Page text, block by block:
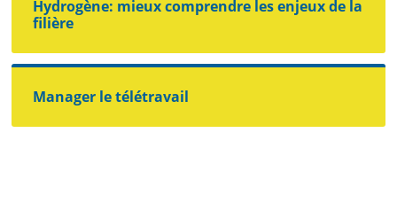
Hydrogène: mieux comprendre les enjeux de la
filière
Manager le télétravail